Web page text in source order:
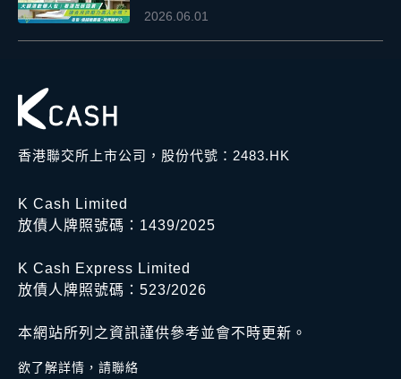
2026.06.01
香港聯交所上市公司，股份代號：2483.HK
K Cash Limited
放債人牌照號碼：1439/2025
K Cash Express Limited
放債人牌照號碼：523/2026
本網站所列之資訊謹供參考並會不時更新。
欲了解詳情，請聯絡